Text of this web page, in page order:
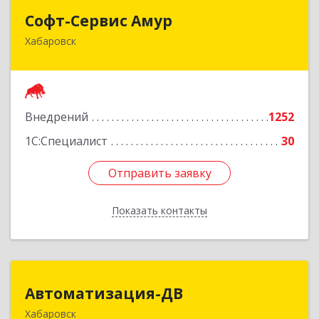
Софт-Сервис Амур
Хабаровск
Внедрений
1252
1С:Специалист
30
Отправить заявку
Показать контакты
680000, Хабаровский край, Хабаровск г,
Отправить заявку
Назад
Автоматизация-ДВ
Хабаровск